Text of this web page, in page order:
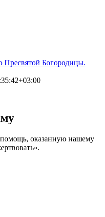
Пресвятой Богородицы.
оказанную нашему